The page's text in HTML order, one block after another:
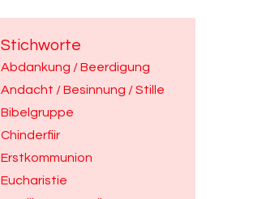
Stichworte
Abdankung / Beerdigung
Andacht / Besinnung / Stille
Bibelgruppe
Chinderfiir
Erstkommunion
Eucharistie